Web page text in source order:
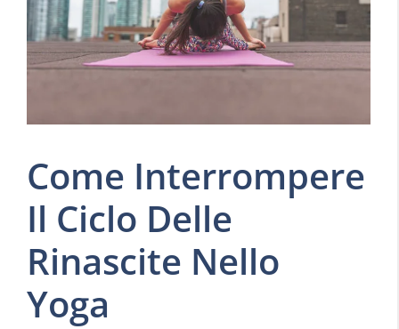
Come Interrompere
Il Ciclo Delle
Rinascite Nello
Yoga